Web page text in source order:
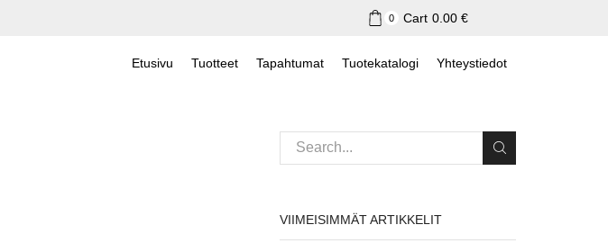
0 Cart 0.00 €
Etusivu Tuotteet Tapahtumat Tuotekatalogi Yhteystiedot
VIIMEISIMMÄT ARTIKKELIT